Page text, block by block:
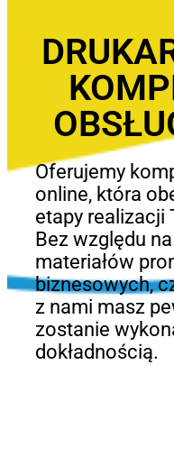
Oferujemy
online, która
etapy realizacji
Bez względu
materiałów
biznesowych,
z nami masz
zostanie
dokładnością.